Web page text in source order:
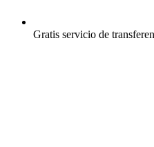
Gratis servicio de